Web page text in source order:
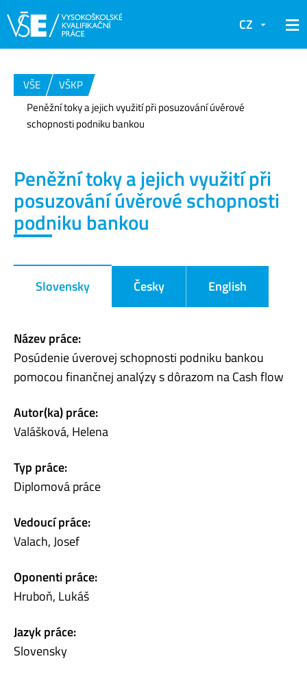
CZ
VŠE
VŠKP
Peněžní toky a jejich využití při posuzování úvěrové
schopnosti podniku bankou
Peněžní toky a jejich využití při
posuzování úvěrové schopnosti
podniku bankou
Slovensky Česky English
Název práce:
Posúdenie úverovej schopnosti podniku bankou
pomocou finančnej analýzy s dôrazom na Cash flow
Autor(ka) práce:
Valášková, Helena
Typ práce:
Diplomová práce
Vedoucí práce:
Valach, Josef
Oponenti práce:
Hruboň, Lukáš
Jazyk práce:
Slovensky